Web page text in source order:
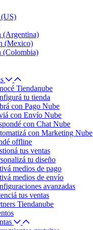
(Argentina)
(Mexico)
(Colombia)
Tiendanube
tu tienda
con Pago Nube
con Envío Nube
con Chat Nube
con Marketing Nube
offline
tus ventas
tu diseño
medios de pago
medios de envío
avanzadas
tus ventas
Tiendanube